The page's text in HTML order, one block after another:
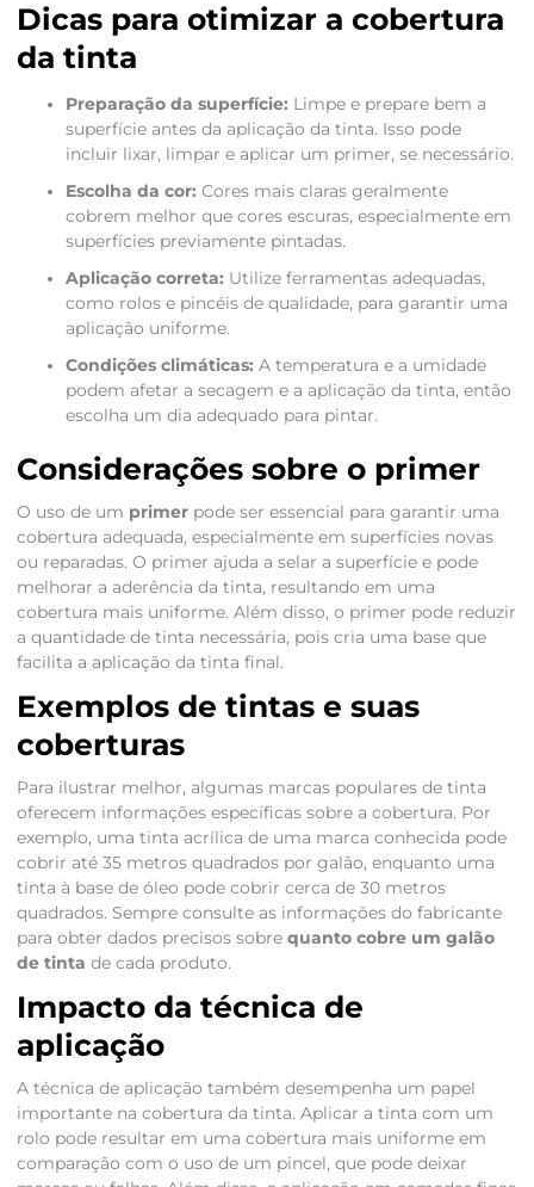
Dicas para otimizar a cobertura
da tinta
Preparação da superfície: Limpe e prepare bem a
superfície antes da aplicação da tinta. Isso pode
incluir lixar, limpar e aplicar um primer, se necessário.
Escolha da cor: Cores mais claras geralmente
cobrem melhor que cores escuras, especialmente em
superfícies previamente pintadas.
Aplicação correta: Utilize ferramentas adequadas,
como rolos e pincéis de qualidade, para garantir uma
aplicação uniforme.
Condições climáticas: A temperatura e a umidade
podem afetar a secagem e a aplicação da tinta, então
escolha um dia adequado para pintar.
Considerações sobre o primer
O uso de um primerpode ser essencial para garantir uma
cobertura adequada, especialmente em superfícies novas
ou reparadas. O primer ajuda a selar a superfície e pode
melhorar a aderência da tinta, resultando em uma
cobertura mais uniforme. Além disso, o primer pode reduzir
a quantidade de tinta necessária, pois cria uma base que
facilita a aplicação da tinta final.
Exemplos de tintas e suas
coberturas
Para ilustrar melhor, algumas marcas populares de tinta
oferecem informações específicas sobre a cobertura. Por
exemplo, uma tinta acrílica de uma marca conhecida pode
cobrir até 35 metros quadrados por galão, enquanto uma
tinta à base de óleo pode cobrir cerca de 30 metros
quadrados. Sempre consulte as informações do fabricante
para obter dados precisos sobre quanto cobre um galão
de tinta de cada produto.
Impacto da técnica de
aplicação
A técnica de aplicação também desempenha um papel
importante na cobertura da tinta. Aplicar a tinta com um
rolo pode resultar em uma cobertura mais uniforme em
comparação com o uso de um pincel, que pode deixar